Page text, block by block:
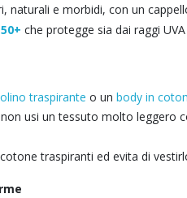
naturali e morbidi, con un
che protegge sia dai raggi
traspirante o un body in
usi un tessuto molto leggero
traspiranti ed evita di